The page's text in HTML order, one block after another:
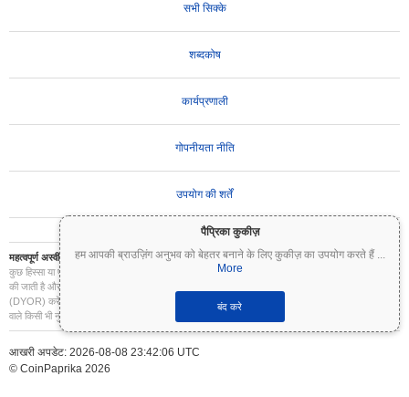
पैप्रिका कुकीज़
हम आपकी ब्राउज़िंग अनुभव को बेहतर बनाने के लिए कुकीज़ का उपयोग करते हैं ...
More
बंद करे
सभी सिक्के
शब्दकोष
कार्यप्रणाली
गोपनीयता नीति
उपयोग की शर्तें
महत्वपूर्ण अस्वीकरण:क्रिप्टोकरेंसी अत्यधिक अस्थिर हैं और इनमें महत्वपूर्ण जोखिम शामिल है। आप अपने निवेश का
कुछ हिस्सा या पूरा निवेश खो सकते हैं। Coinpaprika पर सभी जानकारी केवल सूचनात्मक उद्देश्यों के लिए प्रदान
की जाती है और यह वित्तीय या निवेश सलाह नहीं है। निवेश के निर्णय लेने से पहले हमेशा अपना स्वयं का शोध
(DYOR) करें और किसी योग्य वित्तीय सलाहकार से परामर्श करें। Coinpaprika इस जानकारी के उपयोग से होने
वाले किसी भी नुकसान के लिए उत्तरदायी नहीं है।
आखरी अपडेट: 2026-08-08 23:42:06 UTC
© CoinPaprika 2026